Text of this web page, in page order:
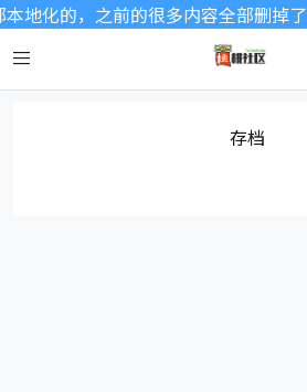
地化的，之前的很多内容全部删掉
存档